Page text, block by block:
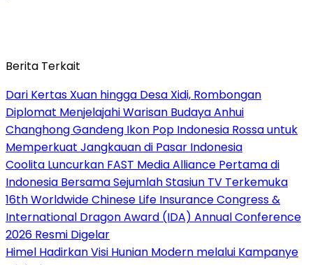
Berita Terkait
Dari Kertas Xuan hingga Desa Xidi, Rombongan
Diplomat Menjelajahi Warisan Budaya Anhui
Changhong Gandeng Ikon Pop Indonesia Rossa untuk
Memperkuat Jangkauan di Pasar Indonesia
Coolita Luncurkan FAST Media Alliance Pertama di
Indonesia Bersama Sejumlah Stasiun TV Terkemuka
16th Worldwide Chinese Life Insurance Congress &
International Dragon Award (IDA) Annual Conference
2026 Resmi Digelar
Himel Hadirkan Visi Hunian Modern melalui Kampanye